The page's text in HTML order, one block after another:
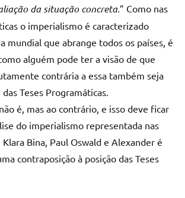
da situação concreta.” Como nas
o imperialismo é caracterizado
mundial que abrange todos os países, é
alguém pode ter a visão de que
contrária a essa também seja
Teses Programáticas.
é, mas ao contrário, e isso deve ficar
do imperialismo representada nas
Bina, Paul Oswald e Alexander é
contraposição à posição das Teses